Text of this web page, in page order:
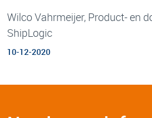
Wilco Vahrmeijer, Product- en
ShipLogic
10-12-2020